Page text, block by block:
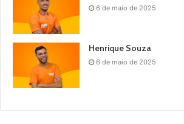
6 de maio de 2025
Henrique Souza
6 de maio de 2025